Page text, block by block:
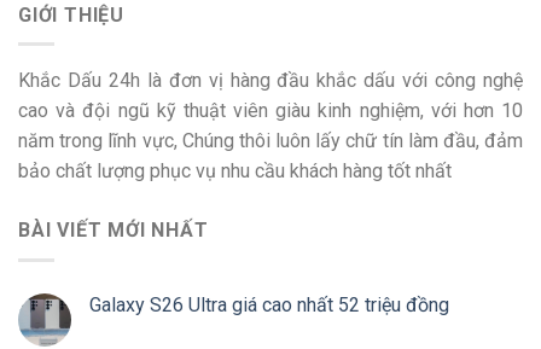
GIỚI THIỆU
Khắc Dấu 24h là đơn vị hàng đầu khắc dấu với công nghệ
cao và đội ngũ kỹ thuật viên giàu kinh nghiệm, với hơn 10
năm trong lĩnh vực, Chúng thôi luôn lấy chữ tín làm đầu, đảm
bảo chất lượng phục vụ nhu cầu khách hàng tốt nhất
BÀI VIẾT MỚI NHẤT
Galaxy S26 Ultra giá cao nhất 52 triệu đồng